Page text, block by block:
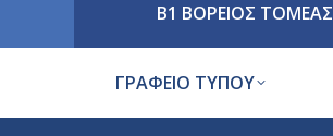
Β1 ΒΟΡΕΙΟΣ ΤΟΜΕΑΣ
ΓΡΑΦΕΙΟ ΤΥΠΟΥ